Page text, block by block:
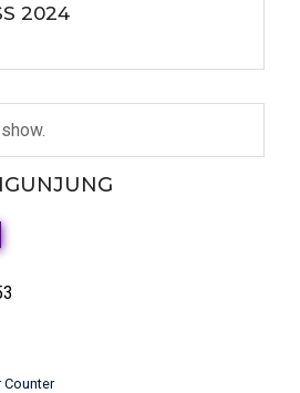
2024
Counter